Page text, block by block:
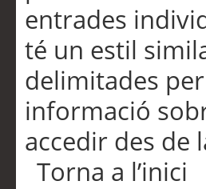
entrades
té un estil
delimitades
informació
accedir des de
Torna a l’inici